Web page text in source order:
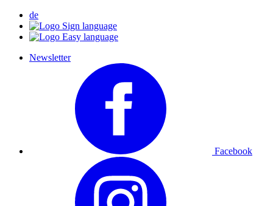
de
Newsletter
Facebook